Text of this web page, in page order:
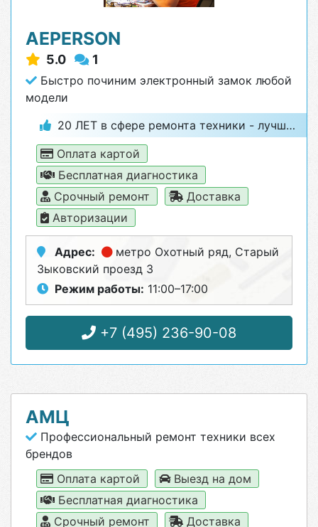
AEPERSON
5.0 1
Быстро починим электронный замок любой
модели
20 ЛЕТ в сфере ремонта техники - лучший гарант качества
Оплата картой
Бесплатная диагностика
Срочный ремонт
Доставка
Авторизации
Адрес: метро Охотный ряд, Старый
Зыковский проезд 3
Режим работы: 11:00–17:00
+7 (495) 236-90-08
АМЦ
Профессиональный ремонт техники всех
брендов
Оплата картой
Выезд на дом
Бесплатная диагностика
Срочный ремонт
Доставка